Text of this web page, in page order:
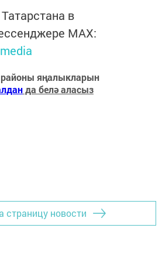
в
MАХ:
яңалыкларын
да белә аласыз
страницу новости